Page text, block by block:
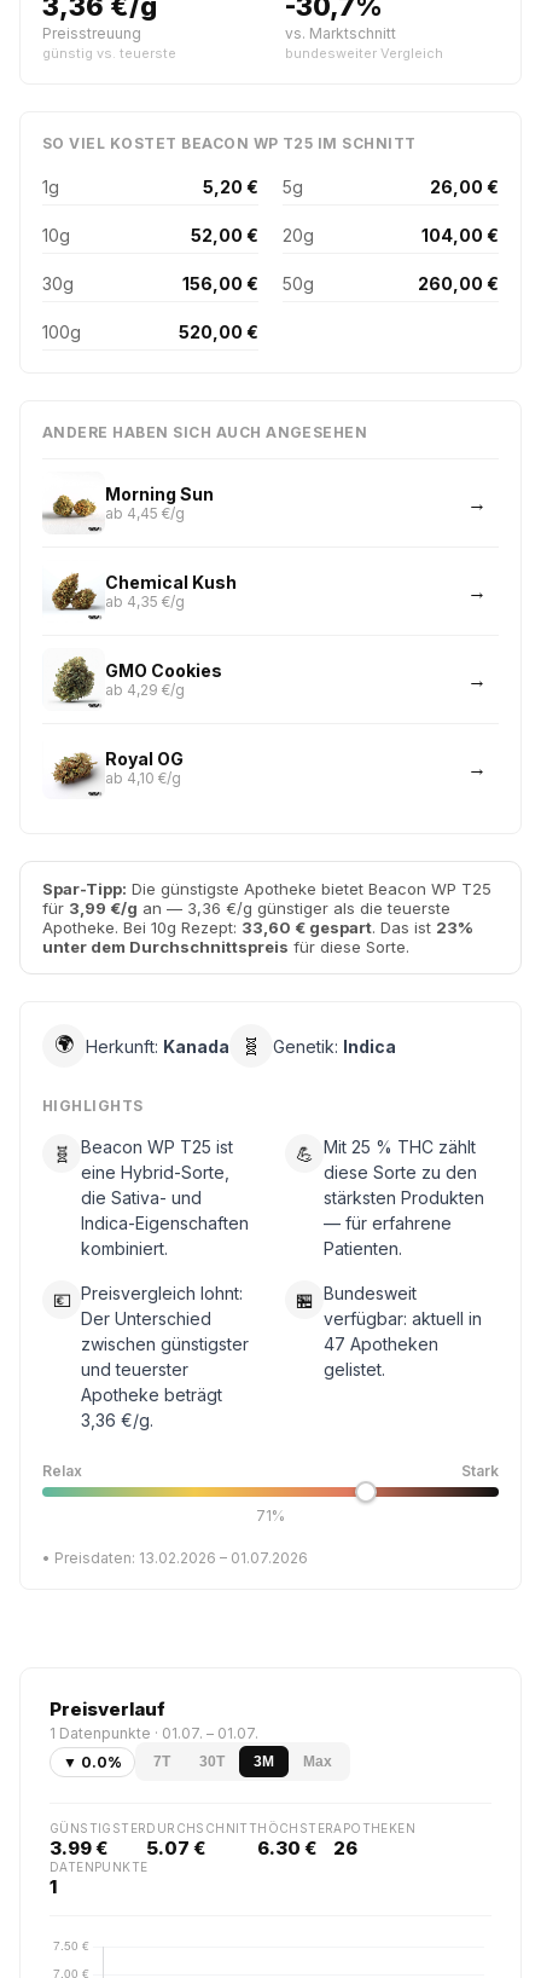
Preisstreuung
günstig vs. teuerste
vs. Marktschnitt
bundesweiter Vergleich
SO VIEL KOSTET BEACON WP T25 IM SCHNITT
1g 5,20 € 5g 26,00 €
10g 52,00 € 20g 104,00 €
30g 156,00 € 50g 260,00 €
100g 520,00 €
ANDERE HABEN SICH AUCH ANGESEHEN
Morning Sun
ab 4,45 €/g
Chemical Kush
ab 4,35 €/g
GMO Cookies
ab 4,29 €/g
Royal OG
ab 4,10 €/g
Spar-Tipp: Die günstigste Apotheke bietet Beacon WP T25
für 3,99 €/g an — 3,36 €/g günstiger als die teuerste
Apotheke. Bei 10g Rezept: 33,60 € gespart. Das ist 23%
unter dem Durchschnittspreis für diese Sorte.
🌍 Herkunft: Kanada 🧬 Genetik: Indica
HIGHLIGHTS
🧬
Beacon WP T25 ist
eine Hybrid-Sorte,
die Sativa- und
Indica-Eigenschaften
kombiniert.
💪 Mit 25 % THC zählt
diese Sorte zu den
stärksten Produkten
— für erfahrene
Patienten.
💶 Preisvergleich lohnt:
Der Unterschied
zwischen günstigster
und teuerster
Apotheke beträgt
3,36 €/g.
🏪 Bundesweit
verfügbar: aktuell in
47 Apotheken
gelistet.
Relax Stark
71%
• Preisdaten: 13.02.2026 – 01.07.2026
Preisverlauf
1 Datenpunkte · 01.07. – 01.07.
▼ 0.0%
7T 30T 3M Max
GÜNSTIGSTER
3.99 €
DURCHSCHNITT
5.07 €
HÖCHSTER
6.30 €
APOTHEKEN
26
DATENPUNKTE
1